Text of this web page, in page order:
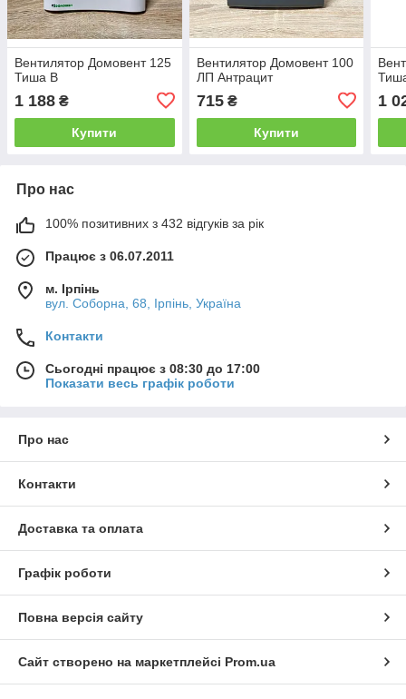
Вентилятор Домовент 125
Тиша В
1 188 ₴
Купити
Вентилятор Домовент 100
ЛП Антрацит
715₴
Купити
1
Про нас
100% позитивних з 432 відгуків за рік
Працює з 06.07.2011
м. Ірпінь
вул. Соборна, 68, Ірпінь, Україна
Контакти
Сьогодні працює з 08:30 до 17:00
Показати весь графік роботи
Про нас
Контакти
Доставка та оплата
Графік роботи
Повна версія сайту
Сайт створено на маркетплейсі Prom.ua